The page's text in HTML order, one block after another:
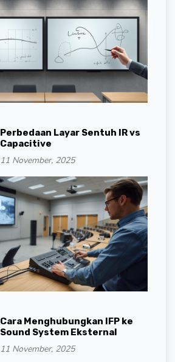
Perbedaan Layar Sentuh IR vs
Capacitive
11 November, 2025
Cara Menghubungkan IFP ke
Sound System Eksternal
11 November, 2025